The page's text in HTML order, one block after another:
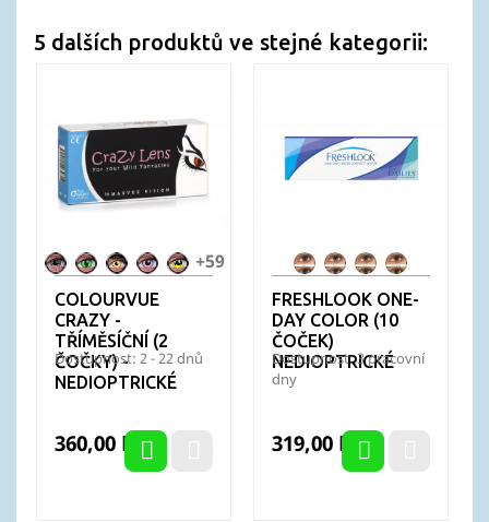
5 dalších produktů ve stejné kategorii:
COLOURVUE
CRAZY -
TŘÍMĚSÍČNÍ (2
ČOČKY) -
NEDIOPTRICKÉ
Dostupnost: 2 - 22 dnů
Cena
360,00 Kč
AlienAnaconda
AvatarBarbie
Bat+59
FRESHLOOK ONE-
DAY COLOR (10
ČOČEK)
NEDIOPTRICKÉ
Dostupnost: 3 pracovní
dny
Cena
319,00 Kč
FL
Blue
FL
Grey
FL
Green
FL
Pure
Hazel